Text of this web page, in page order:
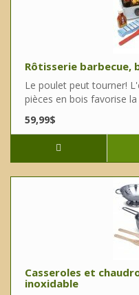
Rôtisserie barbecue,
Le poulet peut tourner!
pièces en bois favorise
59,99$
Casseroles et
inoxidable